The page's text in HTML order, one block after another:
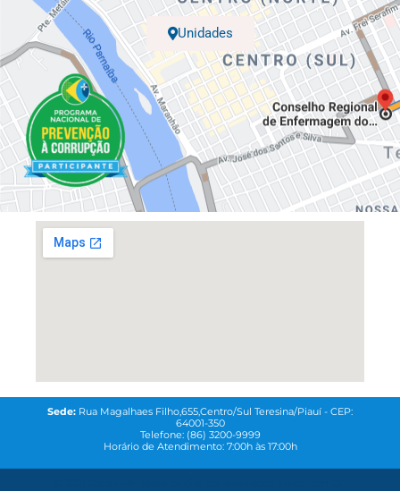
Unidades
Sede: Rua Magalhaes Filho,655,Centro/Sul Teresina/Piauí - CEP:
64001-350
Telefone: (86) 3200-9999
Horário de Atendimento: 7:00h às 17:00h